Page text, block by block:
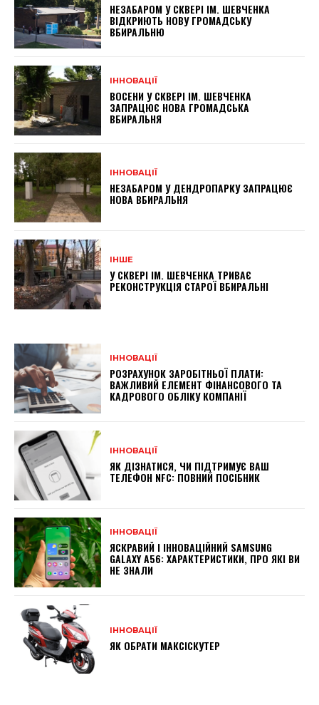
НЕЗАБАРОМ У СКВЕРІ ІМ. ШЕВЧЕНКА
ВІДКРИЮТЬ НОВУ ГРОМАДСЬКУ
ВБИРАЛЬНЮ
ІННОВАЦІЇ
ВОСЕНИ У СКВЕРІ ІМ. ШЕВЧЕНКА
ЗАПРАЦЮЄ НОВА ГРОМАДСЬКА
ВБИРАЛЬНЯ
ІННОВАЦІЇ
НЕЗАБАРОМ У ДЕНДРОПАРКУ ЗАПРАЦЮЄ
НОВА ВБИРАЛЬНЯ
ІНШЕ
У СКВЕРІ ІМ. ШЕВЧЕНКА ТРИВАЄ
РЕКОНСТРУКЦІЯ СТАРОЇ ВБИРАЛЬНІ
ІННОВАЦІЇ
РОЗРАХУНОК ЗАРОБІТНЬОЇ ПЛАТИ:
ВАЖЛИВИЙ ЕЛЕМЕНТ ФІНАНСОВОГО ТА
КАДРОВОГО ОБЛІКУ КОМПАНІЇ
ІННОВАЦІЇ
ЯК ДІЗНАТИСЯ, ЧИ ПІДТРИМУЄ ВАШ
ТЕЛЕФОН NFC: ПОВНИЙ ПОСІБНИК
ІННОВАЦІЇ
ЯСКРАВИЙ І ІННОВАЦІЙНИЙ SAMSUNG
GALAXY A56: ХАРАКТЕРИСТИКИ, ПРО ЯКІ ВИ
НЕ ЗНАЛИ
ІННОВАЦІЇ
ЯК ОБРАТИ МАКСІСКУТЕР